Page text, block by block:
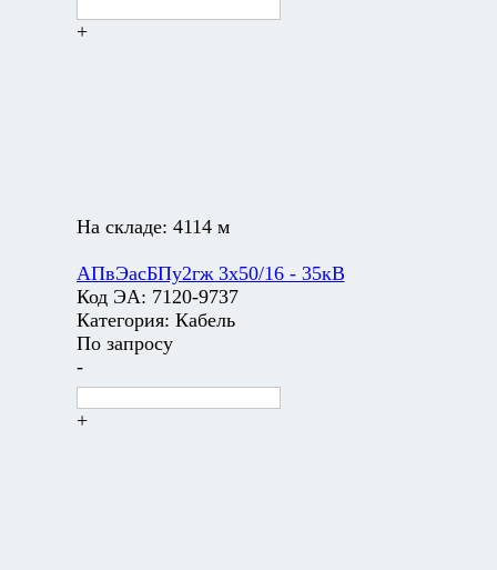
+
На складе: 4114 м
АПвЭасБПу2гж 3х50/16 - 35кВ
Код ЭА: 7120-9737
Категория: Кабель
По запросу
-
+